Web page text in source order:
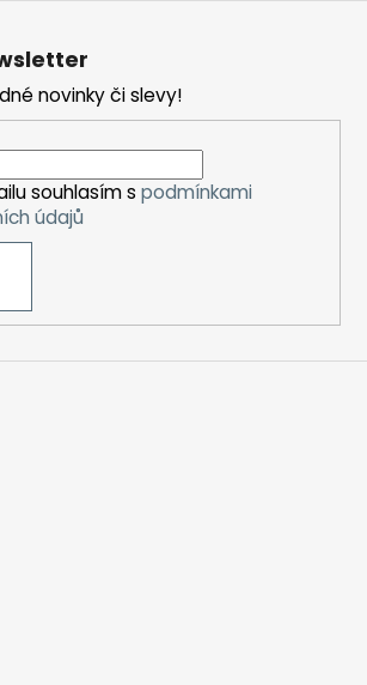
novinky či slevy!
souhlasím s podmínkami
údajů